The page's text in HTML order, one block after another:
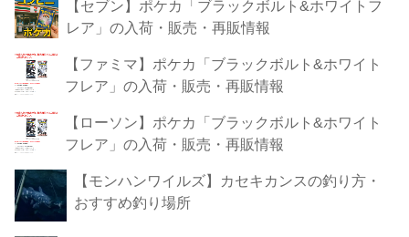
【セブン】ポケカ「ブラックボルト&ホワイトフ
レア」の入荷・販売・再販情報
【ファミマ】ポケカ「ブラックボルト&ホワイト
フレア」の入荷・販売・再販情報
【ローソン】ポケカ「ブラックボルト&ホワイト
フレア」の入荷・販売・再販情報
【モンハンワイルズ】カセキカンスの釣り方・
おすすめ釣り場所